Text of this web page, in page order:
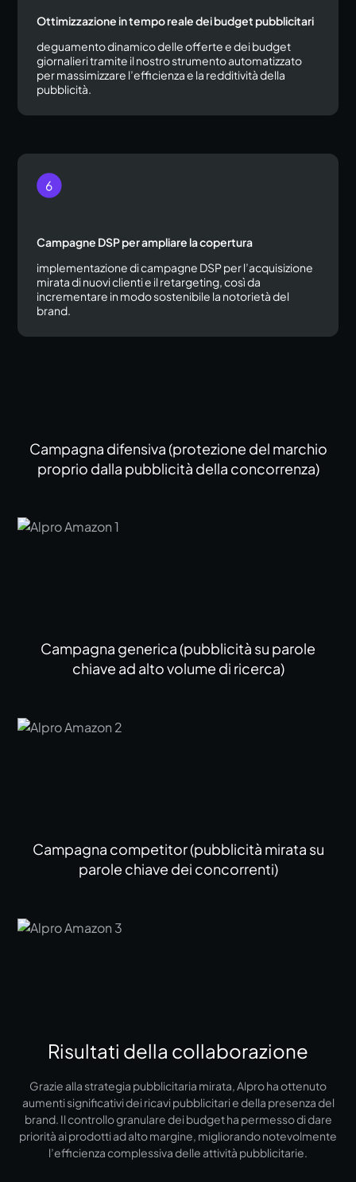
Ottimizzazione in tempo reale dei budget pubblicitari
deguamento dinamico delle offerte e dei budget
giornalieri tramite il nostro strumento automatizzato
per massimizzare l’efficienza e la redditività della
pubblicità.
Campagne DSP per ampliare la copertura
implementazione di campagne DSP per l’acquisizione
mirata di nuovi clienti e il retargeting, così da
incrementare in modo sostenibile la notorietà del
brand.
Campagna difensiva (protezione del marchio
proprio dalla pubblicità della concorrenza)
Campagna generica (pubblicità su parole
chiave ad alto volume di ricerca)
Campagna competitor (pubblicità mirata su
parole chiave dei concorrenti)
Risultati della collaborazione
Grazie alla strategia pubblicitaria mirata, Alpro ha ottenuto
aumenti significativi dei ricavi pubblicitari e della presenza del
brand. Il controllo granulare dei budget ha permesso di dare
priorità ai prodotti ad alto margine, migliorando notevolmente
l’efficienza complessiva delle attività pubblicitarie.